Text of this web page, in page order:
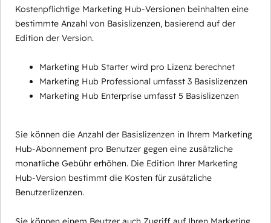
Kostenpflichtige Marketing Hub-Versionen beinhalten eine
bestimmte Anzahl von Basislizenzen, basierend auf der
Edition der Version.
Marketing Hub Starter wird pro Lizenz berechnet
Marketing Hub Professional umfasst 3 Basislizenzen
Marketing Hub Enterprise umfasst 5 Basislizenzen
Sie können die Anzahl der Basislizenzen in Ihrem Marketing
Hub-Abonnement pro Benutzer gegen eine zusätzliche
monatliche Gebühr erhöhen. Die Edition Ihrer Marketing
Hub-Version bestimmt die Kosten für zusätzliche
Benutzerlizenzen.